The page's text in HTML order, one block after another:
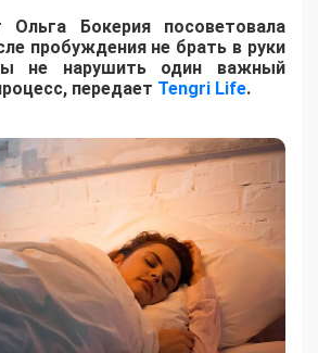
Ольга Бокерия посоветовала
пробуждения не брать в руки
не нарушить один важный
передает Tengri Life.